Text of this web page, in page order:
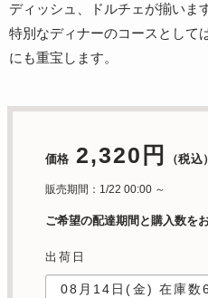
ディッシュ、ドルチェが揃いま
特別なディナーのコースとして
にも重宝します。
価格 2,320円 （税込）
販売期間：1/22 00:00 ～
ご希望の配達期間と購入数を
出荷日